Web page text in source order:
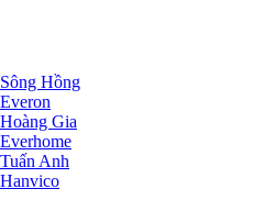
Hồng
Gia
Anh